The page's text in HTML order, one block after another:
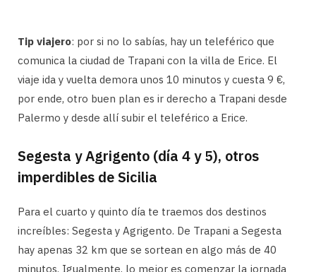
Tip viajero: por si no lo sabías, hay un teleférico que
comunica la ciudad de Trapani con la villa de Erice. El
viaje ida y vuelta demora unos 10 minutos y cuesta 9 €,
por ende, otro buen plan es ir derecho a Trapani desde
Palermo y desde allí subir el teleférico a Erice.
Segesta y Agrigento (día 4 y 5), otros
imperdibles de Sicilia
Para el cuarto y quinto día te traemos dos destinos
increíbles: Segesta y Agrigento. De Trapani a Segesta
hay apenas 32 km que se sortean en algo más de 40
minutos. Igualmente, lo mejor es comenzar la jornada